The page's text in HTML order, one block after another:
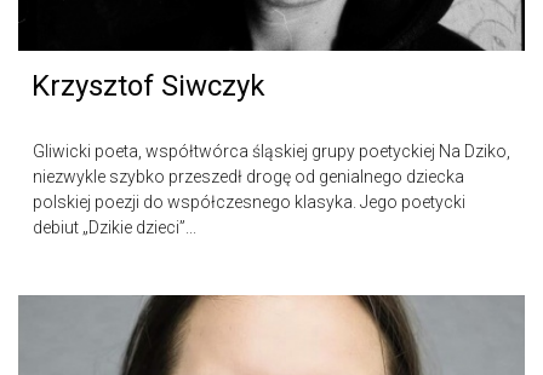
Krzysztof Siwczyk
Gliwicki poeta, współtwórca śląskiej grupy poetyckiej Na Dziko,
niezwykle szybko przeszedł drogę od genialnego dziecka
polskiej poezji do współczesnego klasyka. Jego poetycki
debiut „Dzikie dzieci”...